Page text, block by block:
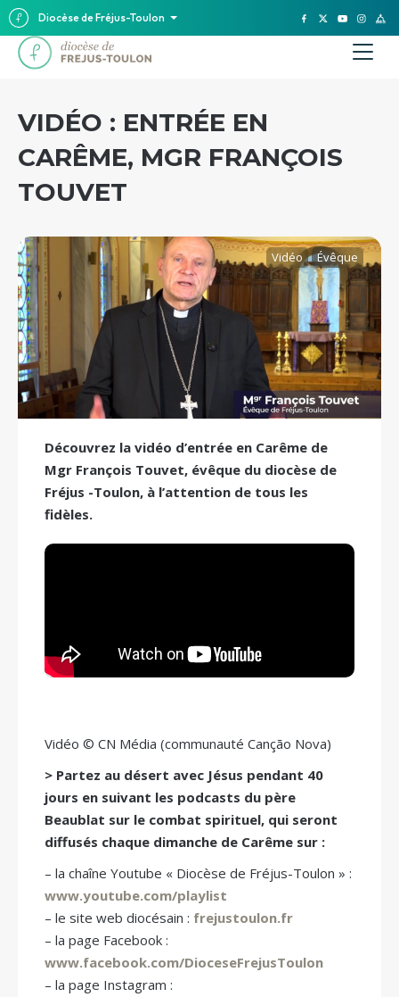
Diocèse de Fréjus-Toulon
VIDÉO : ENTRÉE EN
CARÊME, MGR FRANÇOIS
TOUVET
Vidéo Évêque
Découvrez la vidéo d’entrée en Carême de
Mgr François Touvet, évêque du diocèse de
Fréjus -Toulon, à l’attention de tous les
fidèles.
Vidéo © CN Média (communauté Canção Nova)
> Partez au désert avec Jésus pendant 40
jours en suivant les podcasts du père
Beaublat sur le combat spirituel, qui seront
diffusés chaque dimanche de Carême sur :
– la chaîne Youtube « Diocèse de Fréjus-Toulon » :
www.youtube.com/playlist
– le site web diocésain : frejustoulon.fr
– la page Facebook :
www.facebook.com/DioceseFrejusToulon
– la page Instagram :